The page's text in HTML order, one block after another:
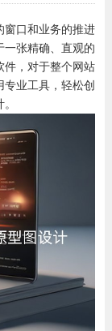
窗口和业务的推进
一张精确、直观的
件，对于整个网站
业工具，轻松创